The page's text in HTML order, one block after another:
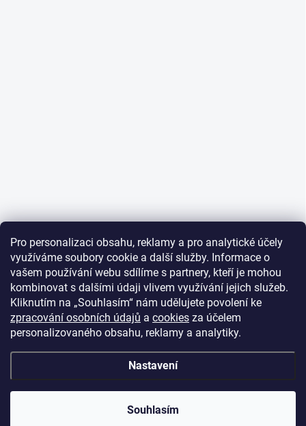
Pro personalizaci obsahu, reklamy a pro analytické účely
využíváme soubory cookie a další služby. Informace o
vašem používání webu sdílíme s partnery, kteří je mohou
kombinovat s dalšími údaji vlivem využívání jejich služeb.
Kliknutím na „Souhlasím“ nám udělujete povolení ke
zpracování osobních údajů a cookies za účelem
personalizovaného obsahu, reklamy a analytiky.
Nastavení
Souhlasím